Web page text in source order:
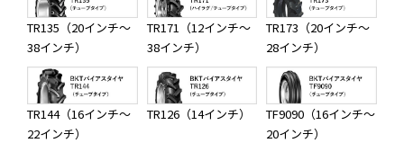
TR135（20インチ～
38インチ）
TR171（12インチ～
38インチ）
TR173（20インチ～
28インチ）
TR144（16インチ～
22インチ）
TR126（14インチ）
TF9090（16インチ～
20インチ）